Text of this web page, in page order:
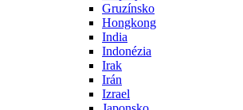
Gruzínsko
Hongkong
India
Indonézia
Irak
Irán
Izrael